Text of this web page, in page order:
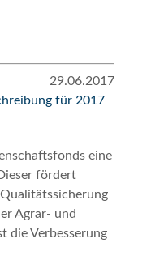
29.06.2017
für 2017
eine
fördert
Agrar- und
die Verbesserung